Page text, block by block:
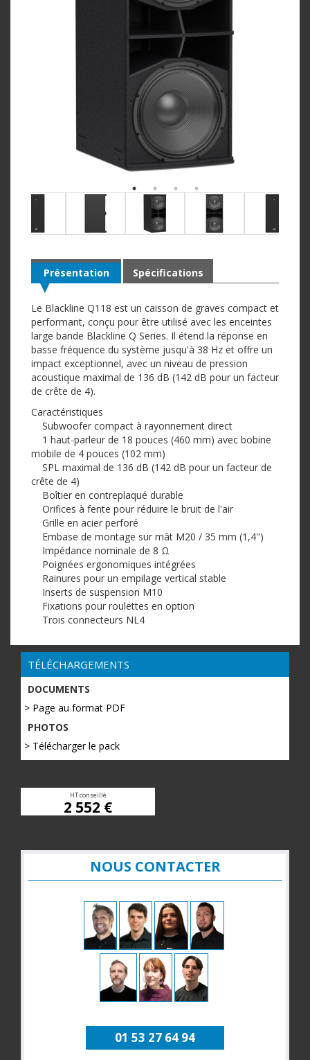
Présentation
Le Blackline Q118 est un caisson de graves compact et
performant, conçu pour être utilisé avec les enceintes
large bande Blackline Q Series. Il étend la réponse en
basse fréquence du système jusqu'à 38 Hz et offre un
impact exceptionnel, avec un niveau de pression
acoustique maximal de 136 dB (142 dB pour un facteur
de crête de 4).
Caractéristiques
Subwoofer compact à rayonnement direct
1 haut-parleur de 18 pouces (460 mm) avec bobine
mobile de 4 pouces (102 mm)
SPL maximal de 136 dB (142 dB pour un facteur de
crête de 4)
Boîtier en contreplaqué durable
Orifices à fente pour réduire le bruit de l'air
Grille en acier perforé
Embase de montage sur mât M20 / 35 mm (1,4")
Impédance nominale de 8 Ω
Poignées ergonomiques intégrées
Rainures pour un empilage vertical stable
Inserts de suspension M10
Fixations pour roulettes en option
Trois connecteurs NL4
Spécifications
TÉLÉCHARGEMENTS
DOCUMENTS
> Page au format PDF
PHOTOS
> Télécharger le pack
HT conseillé
2 552 €
NOUS CONTACTER
01 53 27 64 94